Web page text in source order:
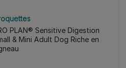
PLAN® Sensitive Digestion
& Mini Adult Dog Riche en